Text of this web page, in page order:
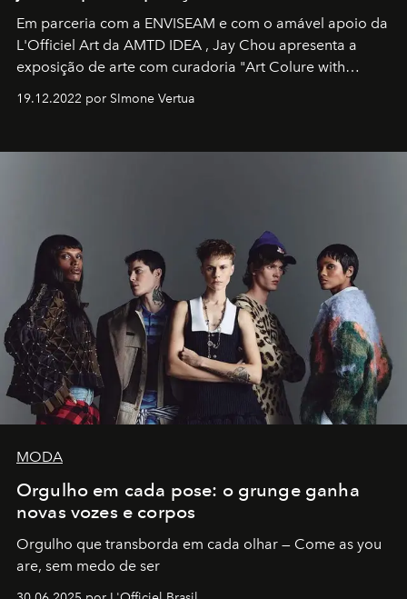
Em parceria com a ENVISEAM e com o amável apoio da
L'Officiel Art da AMTD IDEA , Jay Chou apresenta a
exposição de arte com curadoria "Art Colure with
19.12.2022 por SImone Vertua
MODA
Orgulho em cada pose: o grunge ganha
novas vozes e corpos
Orgulho que transborda em cada olhar — Come as you
are, sem medo de ser